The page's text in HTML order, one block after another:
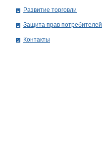
Развитие торговли
Защита прав потребителей
Контакты